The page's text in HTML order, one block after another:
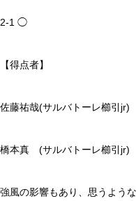
2-1 ◯
【得点者】
佐藤祐哉(サルバトーレ櫛引jr)
橋本真 (サルバトーレ櫛引jr)
強風の影響もあり、思うよう